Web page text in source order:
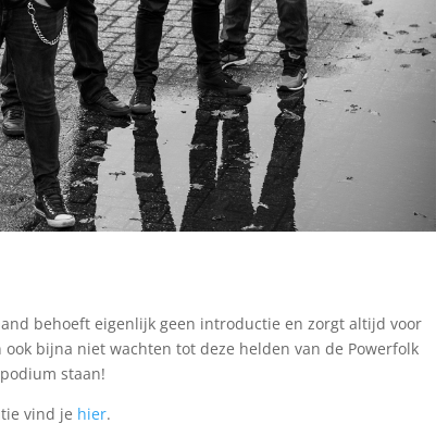
behoeft eigenlijk geen introductie en zorgt altijd voor
bijna niet wachten tot deze helden van de Powerfolk
staan!
vind je hier.